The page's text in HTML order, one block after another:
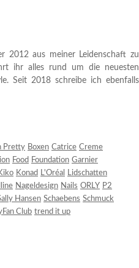
2012 aus meiner Leidenschaft zu
ihr alles rund um die neuesten
Seit 2018 schreibe ich ebenfalls
Pretty Boxen Catrice Creme
Food Foundation Garnier
Konad L'Oréal
Lidschatten
Nageldesign Nails ORLY P2
Hansen Schaebens Schmuck
Club trend it up